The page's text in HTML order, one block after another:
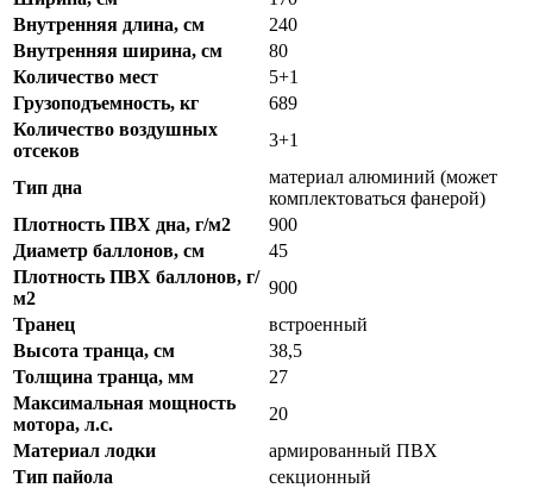
Внутренняя длина, см
240
Внутренняя ширина, см
80
Количество мест
5+1
Грузоподъемность, кг
689
Количество воздушных
отсеков
3+1
Тип дна
материал алюминий (может
комплектоваться фанерой)
Плотность ПВХ дна, г/м2
900
Диаметр баллонов, см
45
Плотность ПВХ баллонов, г/
м2
900
Транец
встроенный
Высота транца, см
38,5
Толщина транца, мм
27
Максимальная мощность
мотора, л.с.
20
Материал лодки
армированный ПВХ
Тип пайола
секционный